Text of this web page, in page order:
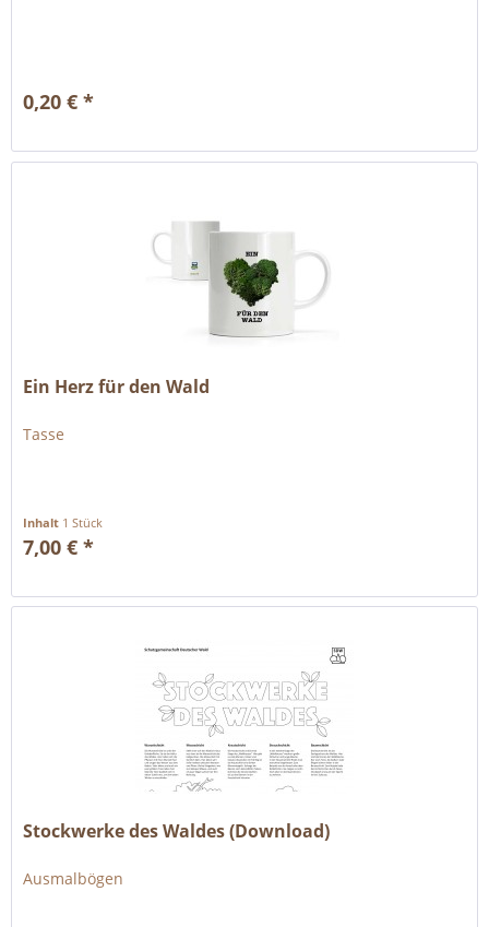
0,20 € *
Ein Herz für den Wald
Tasse
Inhalt 1 Stück
7,00 € *
Stockwerke des Waldes (Download)
Ausmalbögen